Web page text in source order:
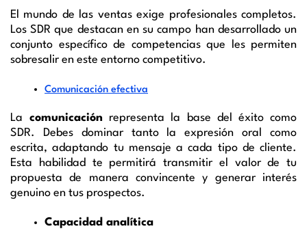
El mundo de las ventas exige profesionales completos.
Los SDR que destacan en su campo han desarrollado un
conjunto específico de competencias que les permiten
sobresalir en este entorno competitivo.
Comunicación efectiva
La comunicación representa la base del éxito como
SDR. Debes dominar tanto la expresión oral como
escrita, adaptando tu mensaje a cada tipo de cliente.
Esta habilidad te permitirá transmitir el valor de tu
propuesta de manera convincente y generar interés
genuino en tus prospectos.
Capacidad analítica